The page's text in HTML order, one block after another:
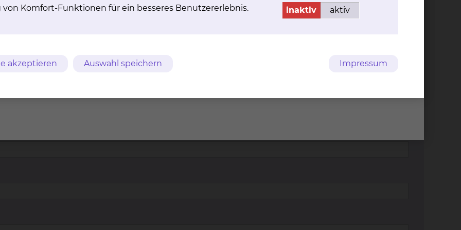
Komfort-Funktionen für ein besseres Benutzererlebnis. inaktiv aktiv
akzeptieren Auswahl speichern Impressum